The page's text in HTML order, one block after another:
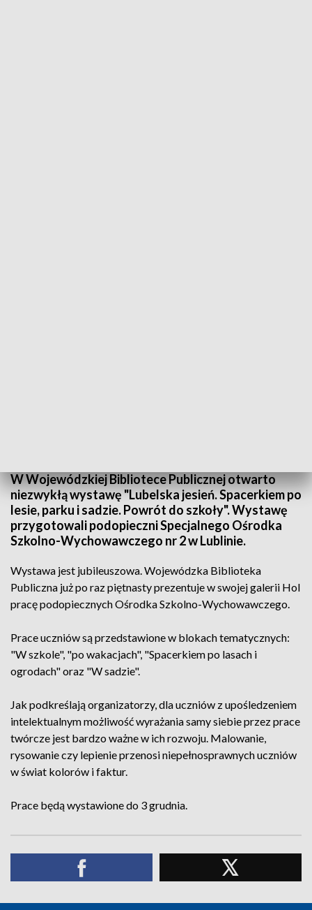
W Wojewódzkiej Bibliotece Publicznej otwarto
niezwykłą wystawę "Lubelska jesień. Spacerkiem po
lesie, parku i sadzie. Powrót do szkoły". Wystawę
przygotowali podopieczni Specjalnego Ośrodka
Szkolno-Wychowawczego nr 2 w Lublinie.
Wystawa jest jubileuszowa. Wojewódzka Biblioteka
Publiczna już po raz piętnasty prezentuje w swojej galerii Hol
pracę podopiecznych Ośrodka Szkolno-Wychowawczego.
Prace uczniów są przedstawione w blokach tematycznych:
"W szkole", "po wakacjach", "Spacerkiem po lasach i
ogrodach" oraz "W sadzie".
Jak podkreślają organizatorzy, dla uczniów z upośledzeniem
intelektualnym możliwość wyrażania samy siebie przez prace
twórcze jest bardzo ważne w ich rozwoju. Malowanie,
rysowanie czy lepienie przenosi niepełnosprawnych uczniów
w świat kolorów i faktur.
Prace będą wystawione do 3 grudnia.